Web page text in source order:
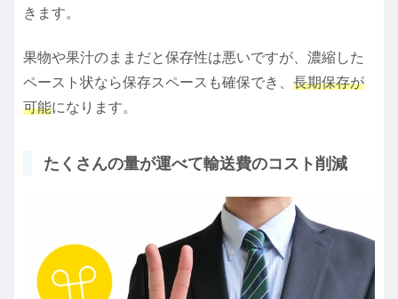
きます。
果物や果汁のままだと保存性は悪いですが、濃縮した
ペースト状なら保存スペースも確保でき、 長期保存が
可能になります。
たくさんの量が運べて輸送費のコスト削減